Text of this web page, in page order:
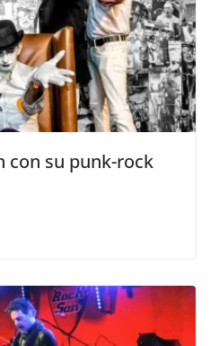
con su punk-rock